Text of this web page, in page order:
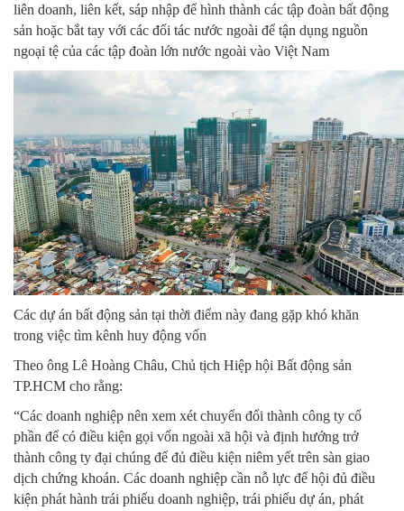
liên doanh, liên kết, sáp nhập để hình thành các tập đoàn bất động
sản hoặc bắt tay với các đối tác nước ngoài để tận dụng nguồn
ngoại tệ của các tập đoàn lớn nước ngoài vào Việt Nam
Các dự án bất động sản tại thời điểm này đang gặp khó khăn
trong việc tìm kênh huy động vốn
Theo ông Lê Hoàng Châu, Chủ tịch Hiệp hội Bất động sản
TP.HCM cho rằng:
“Các doanh nghiệp nên xem xét chuyển đổi thành công ty cổ
phần để có điều kiện gọi vốn ngoài xã hội và định hướng trở
thành công ty đại chúng để đủ điều kiện niêm yết trên sàn giao
dịch chứng khoán. Các doanh nghiệp cần nỗ lực để hội đủ điều
kiện phát hành trái phiếu doanh nghiệp, trái phiếu dự án, phát